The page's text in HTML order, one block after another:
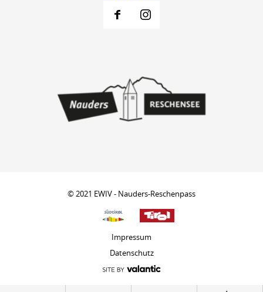
© 2021 EWIV - Nauders-Reschenpass
Impressum
Datenschutz